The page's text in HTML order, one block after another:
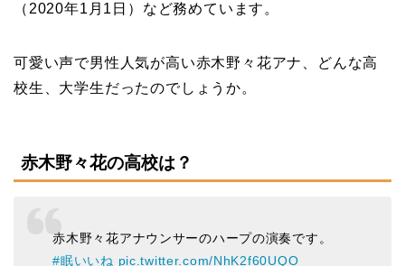
（2020年1月1日）など務めています。
可愛い声で男性人気が高い赤木野々花アナ、どんな高
校生、大学生だったのでしょうか。
赤木野々花の高校は？
赤木野々花アナウンサーのハープの演奏です。
#眠いいね pic.twitter.com/NhK2f60UQO